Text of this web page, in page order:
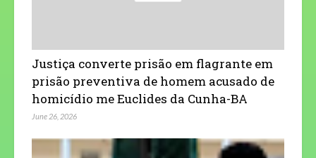
Justiça converte prisão em flagrante em
prisão preventiva de homem acusado de
homicídio me Euclides da Cunha-BA
June 26, 2026